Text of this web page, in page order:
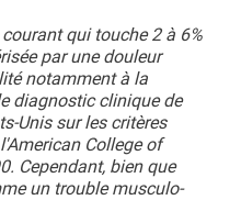
qui touche 2 à 6%
par une douleur
notamment à la
diagnostic clinique de
Unis sur les critères
College of
Cependant, bien que
un trouble musculo-